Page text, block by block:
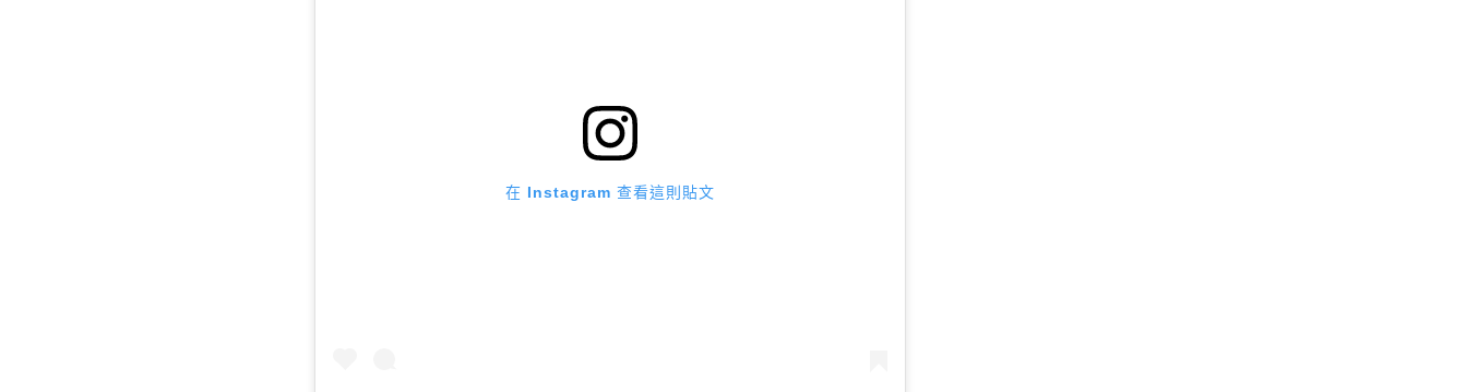
在 Instagram 查看這則貼文